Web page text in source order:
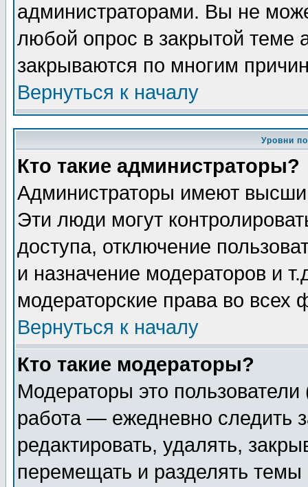
администраторами. Вы не
любой опрос в закрытой теме
закрываются по многим
Вернуться к началу
Уровни
Кто такие администраторы?
Администраторы имеют
Эти люди могут
доступа, отключение
и назначение модераторов и
модераторские права во всех
Вернуться к началу
Кто такие модераторы?
Модераторы это
работа — ежедневно следить
редактировать, удалять,
перемещать и разделять